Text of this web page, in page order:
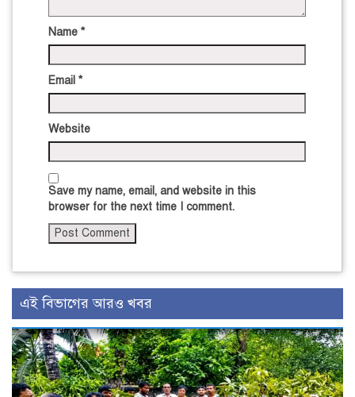
Name *
Email *
Website
Save my name, email, and website in this
browser for the next time I comment.
এই বিভাগের আরও খবর